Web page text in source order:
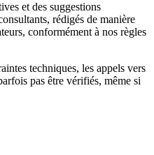
et des suggestions
rédigés de manière
conformément à nos règles
techniques, les appels vers
pas être vérifiés, même si